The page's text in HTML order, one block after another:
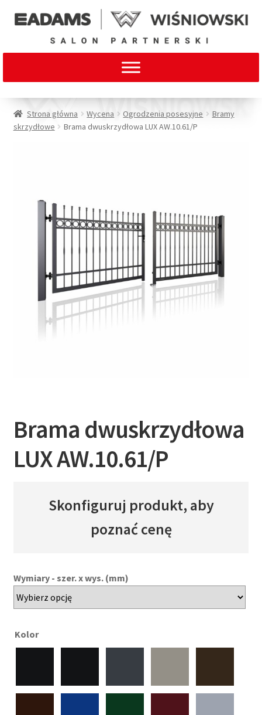
Strona główna Wycena Ogrodzenia posesyjne
Bramy
skrzydłowe
Brama dwuskrzydłowa LUX AW.10.61/P
Brama dwuskrzydłowa
LUX AW.10.61/P
Skonfiguruj produkt, aby
poznać cenę
Wymiary - szer. x wys. (mm)
Kolor